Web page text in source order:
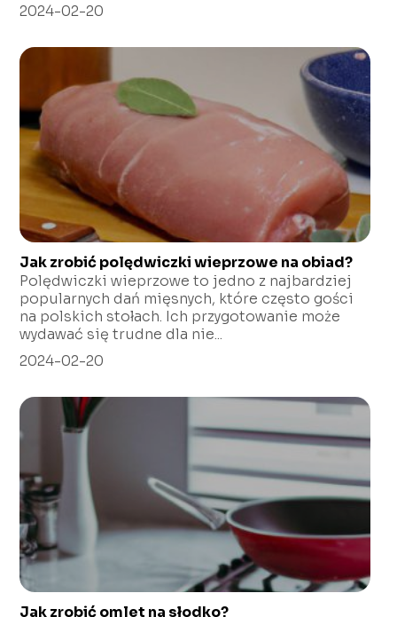
2024-02-20
Jak zrobić polędwiczki wieprzowe na obiad?
Polędwiczki wieprzowe to jedno z najbardziej
popularnych dań mięsnych, które często gości
na polskich stołach. Ich przygotowanie może
wydawać się trudne dla nie...
2024-02-20
Jak zrobić omlet na słodko?